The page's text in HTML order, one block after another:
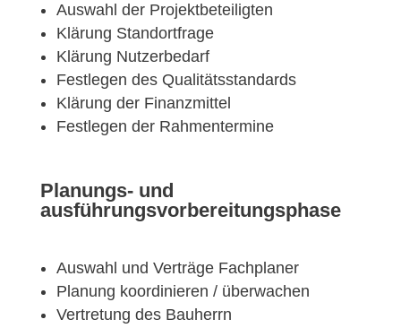
Auswahl der Projektbeteiligten
Klärung Standortfrage
Klärung Nutzerbedarf
Festlegen des Qualitätsstandards
Klärung der Finanzmittel
Festlegen der Rahmentermine
Planungs- und
ausführungsvorbereitungsphase
Auswahl und Verträge Fachplaner
Planung koordinieren / überwachen
Vertretung des Bauherrn